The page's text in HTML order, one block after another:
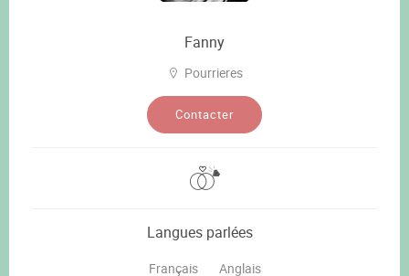
Fanny
Pourrieres
Contacter
Langues parlées
Français Anglais